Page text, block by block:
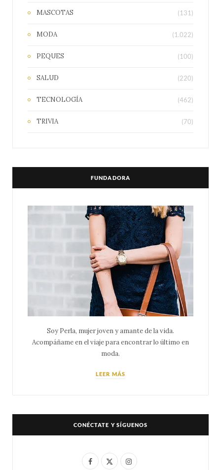
MASCOTAS (131)
MODA (1.022)
PEQUES (100)
SALUD (220)
TECNOLOGÍA (462)
TRIVIA (70)
FUNDADORA
Soy Perla, mujer joven y amante de la vida.
Acompáñame en el viaje para encontrar lo último en
moda.
LEER MÁS
CONÉCTATE Y SÍGUENOS
F
X
I